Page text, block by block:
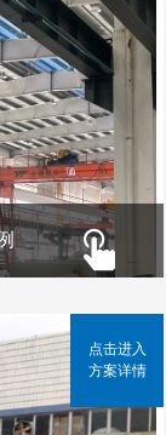
点击进入
方案详情